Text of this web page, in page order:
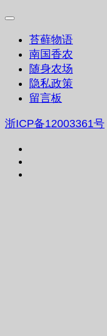
苔藓物语
南国香农
随身农场
隐私政策
留言板
浙ICP备12003361号